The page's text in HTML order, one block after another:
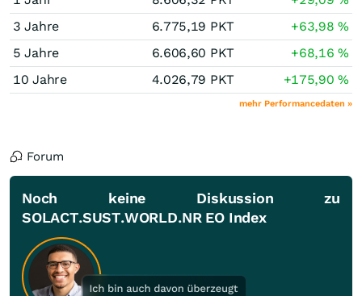
3 Jahre
6.775,19 PKT +63,98%
5 Jahre
6.606,60 PKT +68,16%
10 Jahre
4.026,79 PKT +175,90%
mehr Performancedaten »
Forum
Noch keine Diskussion zu
SOLACT.SUST.WORLD.NR EO Index